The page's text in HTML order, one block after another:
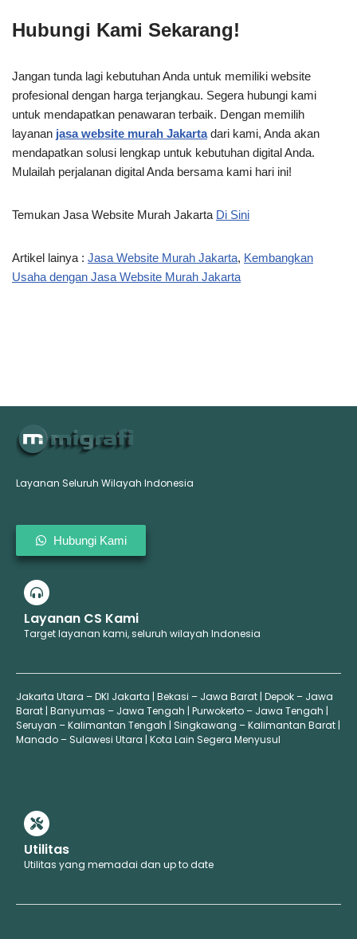
Hubungi Kami Sekarang!
Jangan tunda lagi kebutuhan Anda untuk memiliki website
profesional dengan harga terjangkau. Segera hubungi kami
untuk mendapatkan penawaran terbaik. Dengan memilih
layanan jasa website murah Jakartadari kami, Anda akan
mendapatkan solusi lengkap untuk kebutuhan digital Anda.
Mulailah perjalanan digital Anda bersama kami hari ini!
Temukan Jasa Website Murah Jakarta Di Sini
Artikel lainya : Jasa Website Murah Jakarta, Kembangkan
Usaha dengan Jasa Website Murah Jakarta
Layanan Seluruh Wilayah Indonesia
Hubungi Kami
Layanan CS Kami
Target layanan kami, seluruh wilayah Indonesia
Jakarta Utara – DKI Jakarta | Bekasi – Jawa Barat | Depok – Jawa
Barat | Banyumas – Jawa Tengah | Purwokerto – Jawa Tengah |
Seruyan – Kalimantan Tengah | Singkawang – Kalimantan Barat |
Manado – Sulawesi Utara | Kota Lain Segera Menyusul
Utilitas
Utilitas yang memadai dan up to date